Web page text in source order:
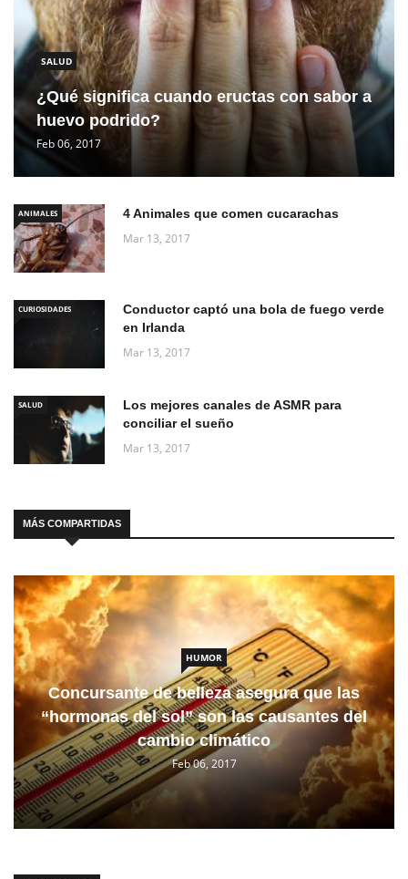
SALUD
¿Qué significa cuando eructas con sabor a
huevo podrido?
Feb 06, 2017
ANIMALES 4 Animales que comen cucarachas
Mar 13, 2017
CURIOSIDADES
Conductor captó una bola de fuego verde
en Irlanda
Mar 13, 2017
SALUD
Los mejores canales de ASMR para
conciliar el sueño
Mar 13, 2017
MÁS COMPARTIDAS
HUMOR
Concursante de belleza asegura que las
“hormonas del sol” son las causantes del
cambio climático
Feb 06, 2017